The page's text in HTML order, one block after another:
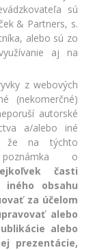
sú
& Partners, s.
alebo sú zo
aj na
z webových
(nekomerčné)
autorské
a/alebo iné
že na týchto
o
časti
obsahu
za účelom
alebo
alebo
prezentácie,